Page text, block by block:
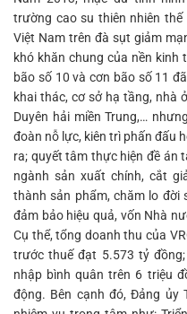
trường cao su thiên nhiên
Việt Nam trên đà sụt giảm
khó khăn chung của nền kinh
bão số 10 và cơn bão số 11
khai thác, cơ sở hạ tầng, nhà
Duyên hải miền Trung,…
đoàn nỗ lực, kiên trì phấn đấu
ra; quyết tâm thực hiện đề án
ngành sản xuất chính, cắt
thành sản phẩm, chăm lo đời
đảm bảo hiệu quả, vốn Nhà
Cụ thể, tổng doanh thu của
trước thuế đạt 5.573 tỷ
nhập bình quân trên 6 triệu
động. Bên cạnh đó, Đảng ủy